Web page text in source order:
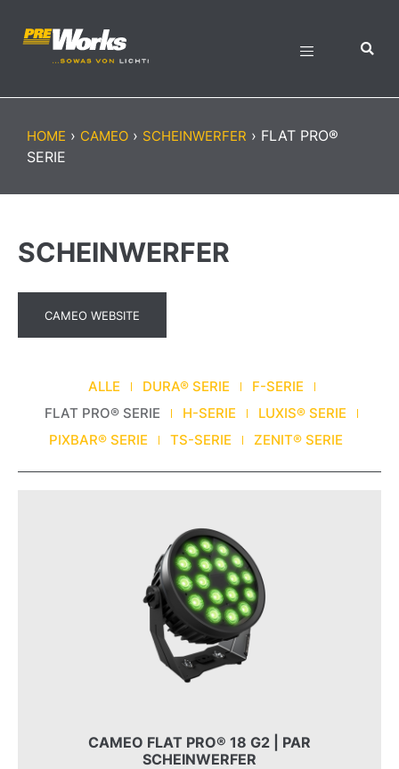
HOME › CAMEO › SCHEINWERFER › FLAT PRO®
SERIE
SCHEINWERFER
CAMEO WEBSITE
ALLE DURA® SERIE
F-SERIE
FLAT PRO® SERIE
H-SERIE
LUXIS® SERIE
PIXBAR® SERIE
TS-SERIE ZENIT® SERIE
CAMEO FLAT PRO® 18 G2 | PAR
SCHEINWERFER